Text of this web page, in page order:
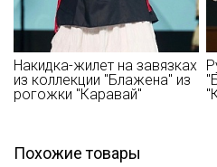
Накидка-жилет на завязках
из коллекции "Блажена" из
рогожки "Каравай"
Похожие товары
данных